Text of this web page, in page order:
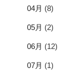
04月 (8)
05月 (2)
06月 (12)
07月 (1)